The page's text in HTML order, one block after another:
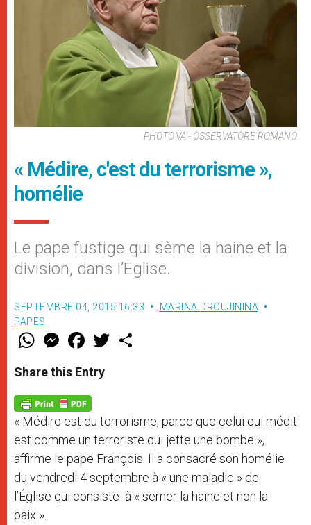
PHOTO.VA - OSSERVATORE ROMANO
« Médire, c'est du terrorisme »,
homélie
Le pape fustige qui sème la haine et la
division, dans l’Eglise.
SEPTEMBRE 04, 2015 16:33
MARINA DROUJININA
PAPES
W
t
s
p
p
M
e
s
e
g
e
r
F
a
e
b
o
k
w
Share this Entry
« Médire est du terrorisme, parce que celui qui médit
est comme un terroriste qui jette une bombe »,
affirme le pape François. Il a consacré son homélie
du vendredi 4 septembre à « une maladie » de
l’Église qui consiste à « semer la haine et non la
paix ».